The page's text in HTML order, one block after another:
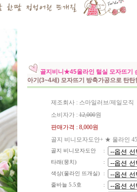
골지비니★45울라인 털실 모자뜨기
아기(3~4세) 모자뜨기 방축가공으로 탄
제조회사 : 스마일러브/제일모직
소비자가 :12,000원
판매가격 : 8,000원
골지 비니모자도안+ ★ 울라인
골지 비니모자도안
:
타래(뭉치)
:
색상(울라인 뜨개실)
:
줄바늘 5.5호
: